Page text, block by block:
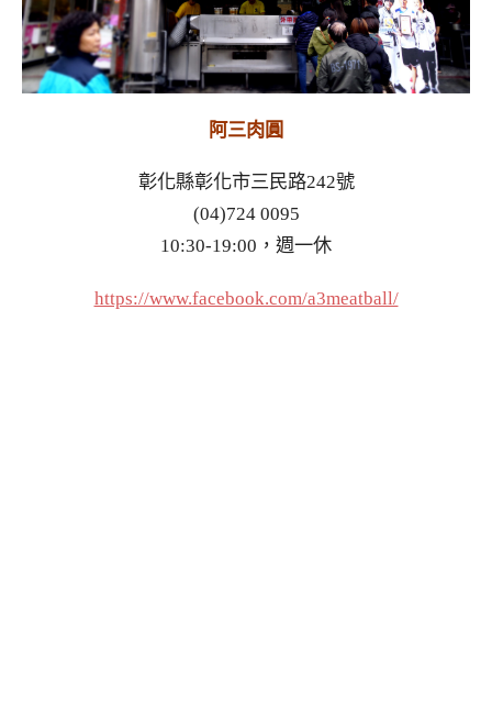
阿三肉圓
彰化縣彰化市三民路242號
(04)724 0095
10:30-19:00，週一休
https://www.facebook.com/a3meatball/